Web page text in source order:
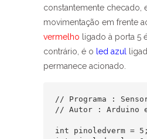
constantemente checado,
movimentação em frente
vermelho ligado à porta 5
contrário, é o led azul
permanece acionado.
// Programa :
// Autor : Arduino
int pinoledverm =